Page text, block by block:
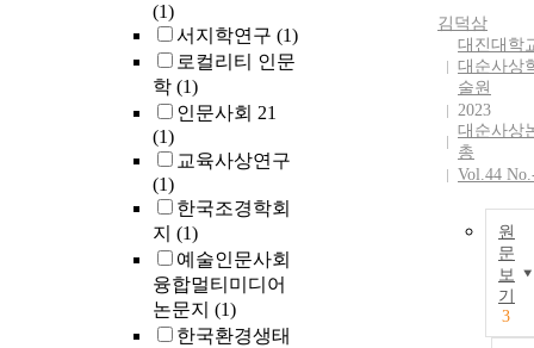
(1)
서지학연구 (1)
로컬리티 인문
학 (1)
인문사회 21
(1)
교육사상연구
(1)
한국조경학회
지 (1)
예술인문사회
융합멀티미디어
논문지 (1)
한국환경생태
김덕삼
대진대학
대순사상
술원
2023
대순사상
총
Vol.44
원
문
보
기
3